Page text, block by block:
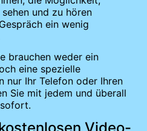
und zu hören
ein wenig
brauchen weder ein
eine spezielle
nur Ihr Telefon oder Ihren
Sie mit jedem und überall